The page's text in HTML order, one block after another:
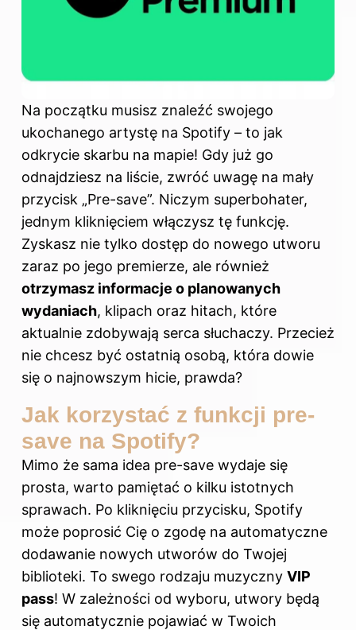
Na początku musisz znaleźć swojego
ukochanego artystę na Spotify – to jak
odkrycie skarbu na mapie! Gdy już go
odnajdziesz na liście, zwróć uwagę na mały
przycisk „Pre-save”. Niczym superbohater,
jednym kliknięciem włączysz tę funkcję.
Zyskasz nie tylko dostęp do nowego utworu
zaraz po jego premierze, ale również
otrzymasz informacje o planowanych
wydaniach, klipach oraz hitach, które
aktualnie zdobywają serca słuchaczy. Przecież
nie chcesz być ostatnią osobą, która dowie
się o najnowszym hicie, prawda?
Jak korzystać z funkcji pre-
save na Spotify?
Mimo że sama idea pre-save wydaje się
prosta, warto pamiętać o kilku istotnych
sprawach. Po kliknięciu przycisku, Spotify
może poprosić Cię o zgodę na automatyczne
dodawanie nowych utworów do Twojej
biblioteki. To swego rodzaju muzyczny VIP
pass! W zależności od wyboru, utwory będą
się automatycznie pojawiać w Twoich